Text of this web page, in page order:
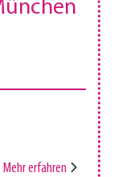
Mehr erfahren